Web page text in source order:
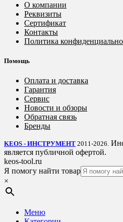
О компании
Реквизиты
Сертификат
Контакты
Политика
Помощь
Оплата и доставка
Гарантия
Сервис
Новости и обзоры
Обратная связь
Бренды
KEOS - ИНСТРУМЕНТ 2011-2026.
является публичной офертой.
keos-tool.ru
Я помогу найти товар
×
Меню